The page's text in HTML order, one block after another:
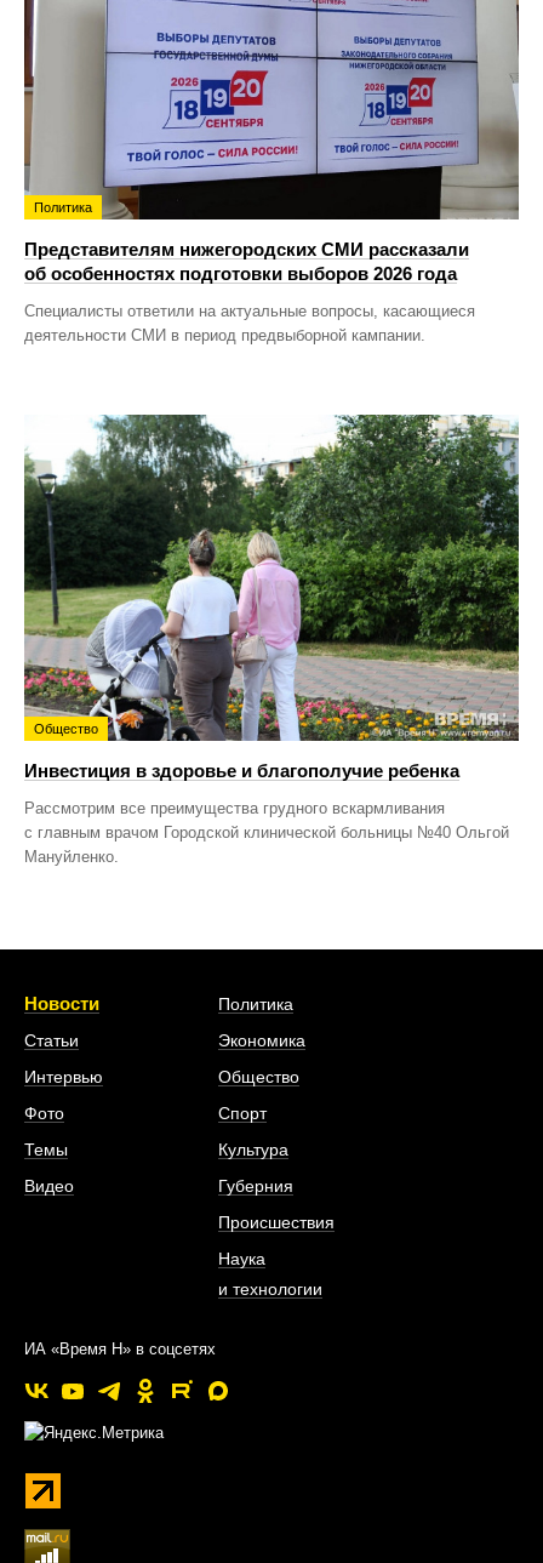
Политика
Представителям нижегородских СМИ рассказали
об особенностях подготовки выборов 2026 года
Специалисты ответили на актуальные вопросы, касающиеся
деятельности СМИ в период предвыборной кампании.
Общество
Инвестиция в здоровье и благополучие ребенка
Рассмотрим все преимущества грудного вскармливания
с главным врачом Городской клинической больницы №40 Ольгой
Мануйленко.
Новости
Статьи
Интервью
Фото
Темы
Видео
Политика
Экономика
Общество
Спорт
Культура
Губерния
Происшествия
Наука
и технологии
ИА «Время Н» в соцсетях